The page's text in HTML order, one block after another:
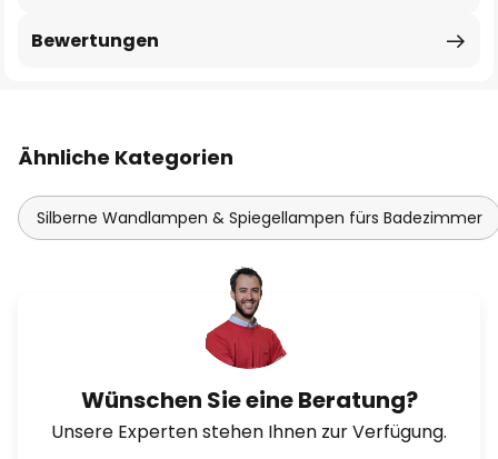
Bewertungen
Ähnliche Kategorien
Silberne Wandlampen & Spiegellampen fürs Badezimmer
Wünschen Sie eine Beratung?
Unsere Experten stehen Ihnen zur Verfügung.